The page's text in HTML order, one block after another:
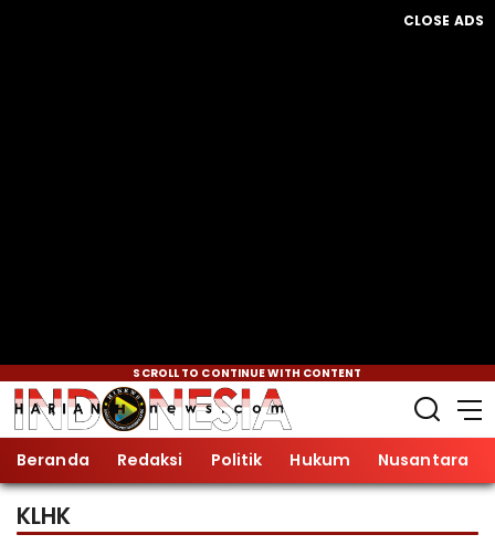
CLOSE ADS
SCROLL TO CONTINUE WITH CONTENT
Beranda Redaksi Politik Hukum Nusantara
KLHK